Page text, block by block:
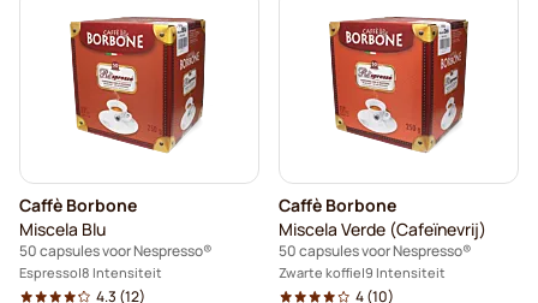
Caffè Borbone
Miscela Blu
50 capsules voor Nespresso®
Espresso 8 Intensiteit
4.3 (12)
Caffè Borbone
Miscela Verde (Cafeïnevrij)
50 capsules voor Nespresso®
Zwarte koffie 9 Intensiteit
4(10)